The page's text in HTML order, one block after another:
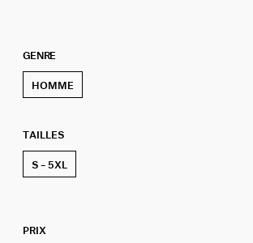
GENRE
HOMME
TAILLES
S – 5XL
PRIX